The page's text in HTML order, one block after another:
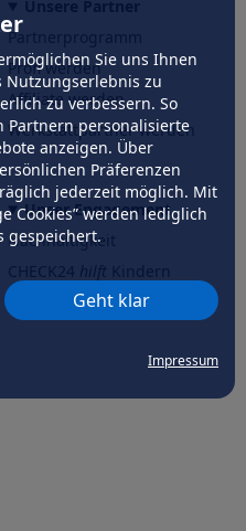
Sie uns Ihnen
Nutzungserlebnis zu
zu verbessern. So
Partnern personalisierte
anzeigen. Über
Präferenzen
jederzeit möglich. Mit
Cookies” werden lediglich
gespeichert.
Geht klar
Impressum
Partnerprogramm
Profi werden
Affiliate werden
Werkstattpartner werden
Unser Engagement
Nachhaltigkeit
CHECK24hilftder Natur